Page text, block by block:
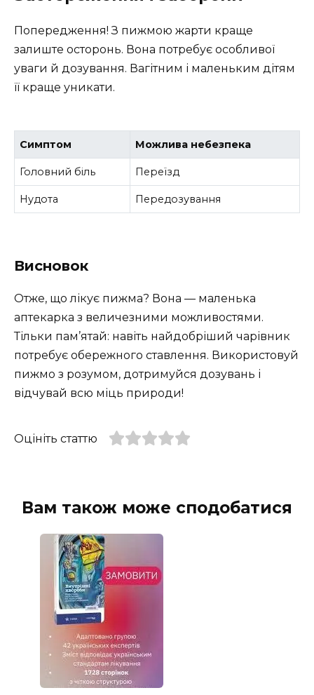
Попередження! З пижмою жарти краще
залиште осторонь. Вона потребує особливої
уваги й дозування. Вагітним і маленьким дітям
її краще уникати.
Симптом Можлива небезпека
Головний біль Переїзд
Нудота Передозування
Висновок
Отже, що лікує пижма? Вона — маленька
аптекарка з величезними можливостями.
Тільки пам’ятай: навіть найдобріший чарівник
потребує обережного ставлення. Використовуй
пижмо з розумом, дотримуйся дозувань і
відчувай всю міць природи!
Оцініть статтю
Вам також може сподобатися